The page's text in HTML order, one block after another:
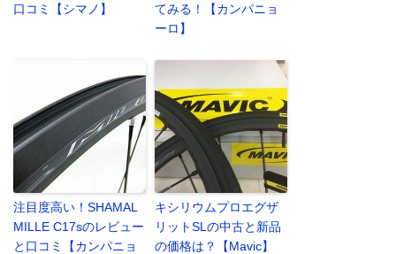
口コミ【シマノ】
てみる！【カンパニョ
ーロ】
注目度高い！SHAMAL
MILLE C17sのレビュー
と口コミ【カンパニョ
キシリウムプロエグザ
リットSLの中古と新品
の価格は？【Mavic】